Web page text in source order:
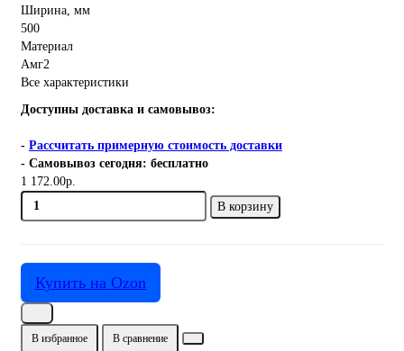
Ширина, мм
500
Материал
Амг2
Все характеристики
Доступны доставка и самовывоз:
- Рассчитать примерную стоимость доставки
- Самовывоз сегодня: бесплатно
1 172.00р.
В корзину
Купить на Ozon
В избранное В сравнение